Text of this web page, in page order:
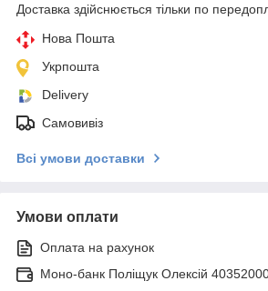
Доставка здійснюється тільки по
Нова Пошта
Укрпошта
Delivery
Самовивіз
Всі умови доставки
Умови оплати
Оплата на рахунок
Моно-банк Поліщук Олексій